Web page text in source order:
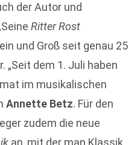
der Autor und
Ritter Rost
und Groß seit genau 25
„Seit dem 1. Juli haben
im musikalischen
Annette Betz. Für den
zudem die neue